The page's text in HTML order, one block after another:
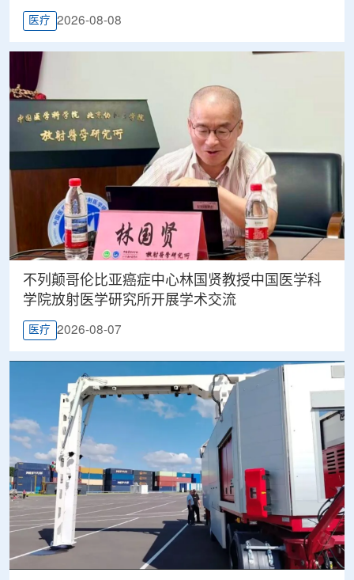
医疗 2026-08-08
不列颠哥伦比亚癌症中心林国贤教授中国医学科
学院放射医学研究所开展学术交流
医疗 2026-08-07